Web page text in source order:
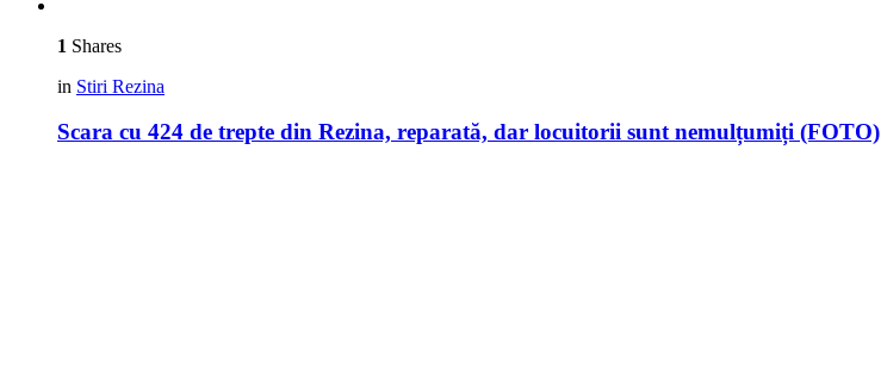
1 Shares
in Stiri Rezina
Scara cu 424 de trepte din Rezina, reparată, dar locuitorii sunt nemulțumiți (FOTO)